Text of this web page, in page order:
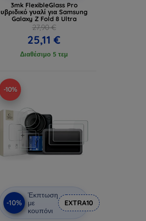
3mk FlexibleGlass Pro
υβριδικό γυαλί για Samsung
Galaxy Z Fold 8 Ultra
27,90 €
25,11 €
Διαθέσιμο 5 τεμ
-10%
-10%
Έκπτωση
με
κουπόνι
EXTRA10